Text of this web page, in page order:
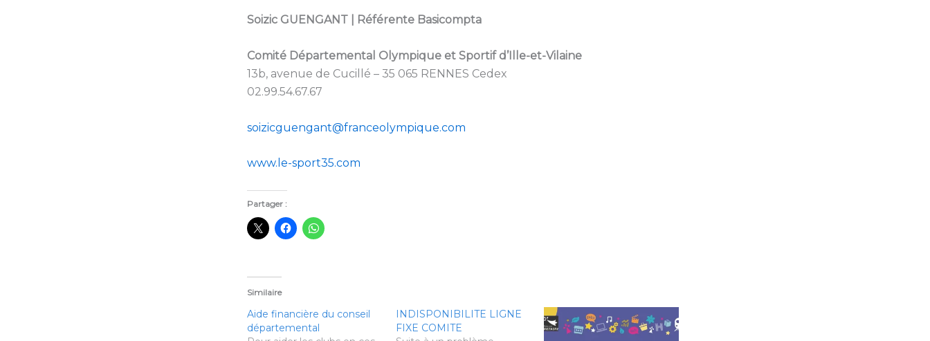
Soizic GUENGANT | Référente Basicompta
Comité Départemental Olympique et Sportif d’Ille-et-Vilaine
13b, avenue de Cucillé – 35 065 RENNES Cedex
02.99.54.67.67
soizicguengant@franceolympique.com
www.le-sport35.com
Partager :
Similaire
Aide financière du conseil
départemental
INDISPONIBILITE LIGNE
FIXE COMITE